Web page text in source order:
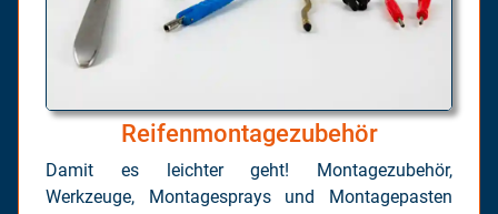
Reifenmontagezubehör
Damit es leichter geht! Montagezubehör,
Werkzeuge, Montagesprays und Montagepasten